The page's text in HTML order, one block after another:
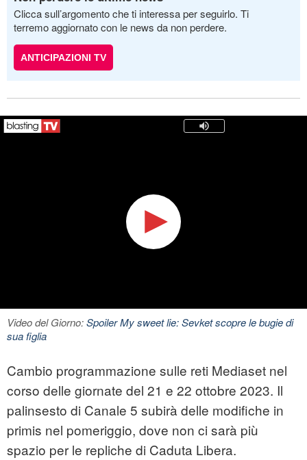
Clicca sull’argomento che ti interessa per seguirlo. Ti
terremo aggiornato con le news da non perdere.
ANTICIPAZIONI TV
Video del Giorno:Spoiler My sweet lie: Sevket scopre le bugie di
sua figlia
Cambio programmazione sulle reti Mediaset nel
corso delle giornate del 21 e 22 ottobre 2023. Il
palinsesto di Canale 5 subirà delle modifiche in
primis nel pomeriggio, dove non ci sarà più
spazio per le repliche di Caduta Libera.